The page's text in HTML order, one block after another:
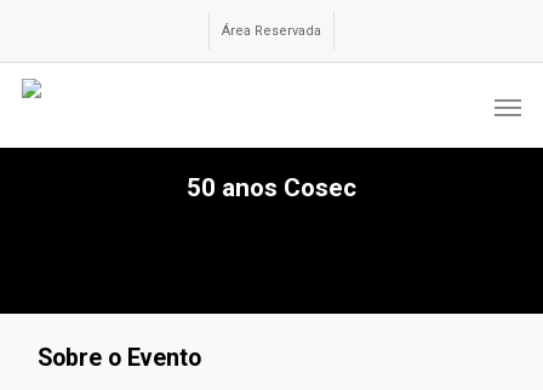
main
content
Área Reservada
50 anos Cosec
Sobre o Evento